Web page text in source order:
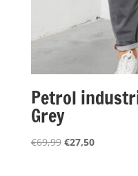
Petrol
Grey
€69,99 Oorspronkelijke
€27,50Huidige